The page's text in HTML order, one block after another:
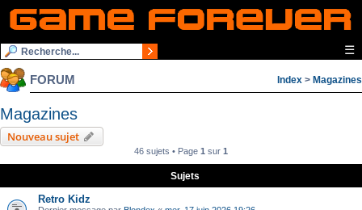
☰
FORUM Index > Magazines
Magazines
Nouveau sujet
46 sujets • Page 1 sur 1
Sujets
Retro Kidz